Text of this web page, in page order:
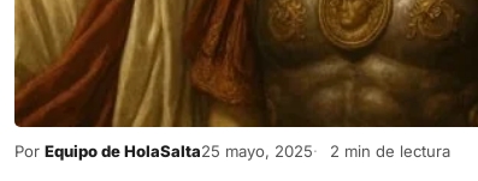
Por Equipo de HolaSalta25 mayo, 2025 2 min de lectura